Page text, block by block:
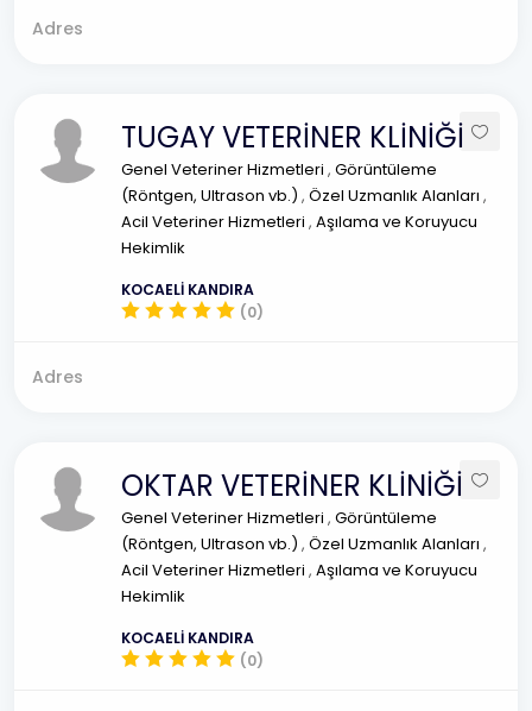
Adres
TUGAY VETERİNER KLİNİĞİ
Genel Veteriner Hizmetleri , Görüntüleme
(Röntgen, Ultrason vb.) , Özel Uzmanlık Alanları ,
Acil Veteriner Hizmetleri , Aşılama ve Koruyucu
Hekimlik
KOCAELİ KANDIRA
(0)
Adres
OKTAR VETERİNER KLİNİĞİ
Genel Veteriner Hizmetleri , Görüntüleme
(Röntgen, Ultrason vb.) , Özel Uzmanlık Alanları ,
Acil Veteriner Hizmetleri , Aşılama ve Koruyucu
Hekimlik
KOCAELİ KANDIRA
(0)